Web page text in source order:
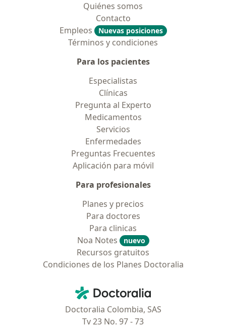
Quiénes somos
Contacto
Empleos
Nuevas posiciones
Términos y condiciones
Para los pacientes
Especialistas
Clínicas
Pregunta al Experto
Medicamentos
Servicios
Enfermedades
Preguntas Frecuentes
Aplicación para móvil
Para profesionales
Planes y precios
Para doctores
Para clinicas
Noa Notes
nuevo
Recursos gratuitos
Condiciones de los Planes Doctoralia
Doctoralia - Página de inicio
Doctoralia Colombia, SAS
Tv 23 No. 97 - 73